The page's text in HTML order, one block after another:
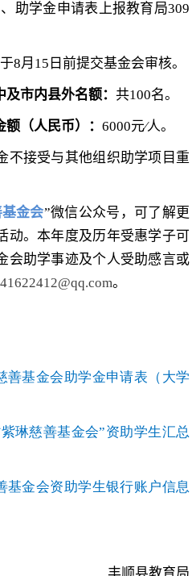
助学金申请表上报教育局309
8月 15 日前提交基金会审核。
市内县外名额： 共100名。
（人民币）： 6000元∕人。
不接受与其他组织助学项目重
金会”微信公众号 ， 可了解更
动。本年度及历年受惠学子可
会助学事迹及个人受助感言或
。
基金会助学金申请表（大学
慈善基金会”资助学生汇总
金会资助学生银行账户信息